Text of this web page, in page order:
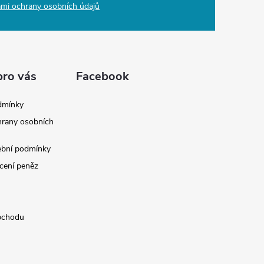
ochrany osobních údajů
vás
osobních
podmínky
peněz
Facebook